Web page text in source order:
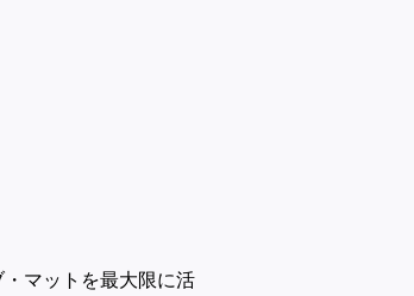
マットを最大限に活